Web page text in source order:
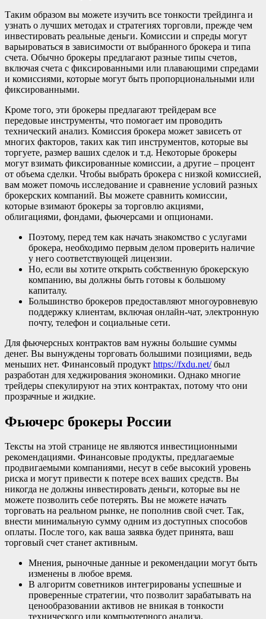
Таким образом вы можете изучить все тонкости трейдинга и
узнать о лучших методах и стратегиях торговли, прежде чем
инвестировать реальные деньги. Комиссии и спреды могут
варьироваться в зависимости от выбранного брокера и типа
счета. Обычно брокеры предлагают разные типы счетов,
включая счета с фиксированными или плавающими спредами
и комиссиями, которые могут быть пропорциональными или
фиксированными.
Кроме того, эти брокеры предлагают трейдерам все
передовые инструменты, что помогает им проводить
технический анализ. Комиссия брокера может зависеть от
многих факторов, таких как тип инструментов, которые вы
торгуете, размер ваших сделок и т.д. Некоторые брокеры
могут взимать фиксированные комиссии, а другие – процент
от объема сделки. Чтобы выбрать брокера с низкой комиссией,
вам может помочь исследование и сравнение условий разных
брокерских компаний. Вы можете сравнить комиссии,
которые взимают брокеры за торговлю акциями,
облигациями, фондами, фьючерсами и опционами.
Поэтому, перед тем как начать знакомство с услугами
брокера, необходимо первым делом проверить наличие
у него соответствующей лицензии.
Но, если вы хотите открыть собственную брокерскую
компанию, вы должны быть готовы к большому
капиталу.
Большинство брокеров предоставляют многоуровневую
поддержку клиентам, включая онлайн-чат, электронную
почту, телефон и социальные сети.
Для фьючерсных контрактов вам нужны большие суммы
денег. Вы вынуждены торговать большими позициями, ведь
меньших нет. Финансовый продукт https://fxdu.net/был
разработан для хеджирования экономики. Однако многие
трейдеры спекулируют на этих контрактах, потому что они
прозрачные и жидкие.
Фьючерс брокеры России
Тексты на этой странице не являются инвестиционными
рекомендациями. Финансовые продукты, предлагаемые
продвигаемыми компаниями, несут в себе высокий уровень
риска и могут привести к потере всех ваших средств. Вы
никогда не должны инвестировать деньги, которые вы не
можете позволить себе потерять. Вы не можете начать
торговать на реальном рынке, не пополнив свой счет. Так,
внести минимальную сумму одним из доступных способов
оплаты. После того, как ваша заявка будет принята, ваш
торговый счет станет активным.
Мнения, рыночные данные и рекомендации могут быть
изменены в любое время.
В алгоритм советников интегрированы успешные и
проверенные стратегии, что позволит зарабатывать на
ценообразовании активов не вникая в тонкости
технического или компьютерного анализа.